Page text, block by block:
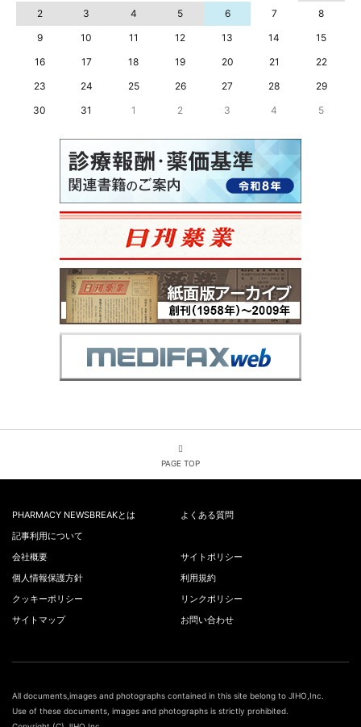
2
3 4 5 6 7
8
9
10 11 12 13 14
15
16
17 18 19 20 21
22
23
24 25 26 27 28
29
30
31 1 2 3 4 5
PAGE TOP
PHARMACY NEWSBREAKとは
よくある質問
記事利用について
会社概要
サイトポリシー
個人情報保護方針
利用規約
クッキーポリシー
リンクポリシー
サイトマップ
お問い合わせ
All documents,images and photographs contained in this site belong to JIHO,Inc.
Use of these documents, images and photographs is strictly prohibited.